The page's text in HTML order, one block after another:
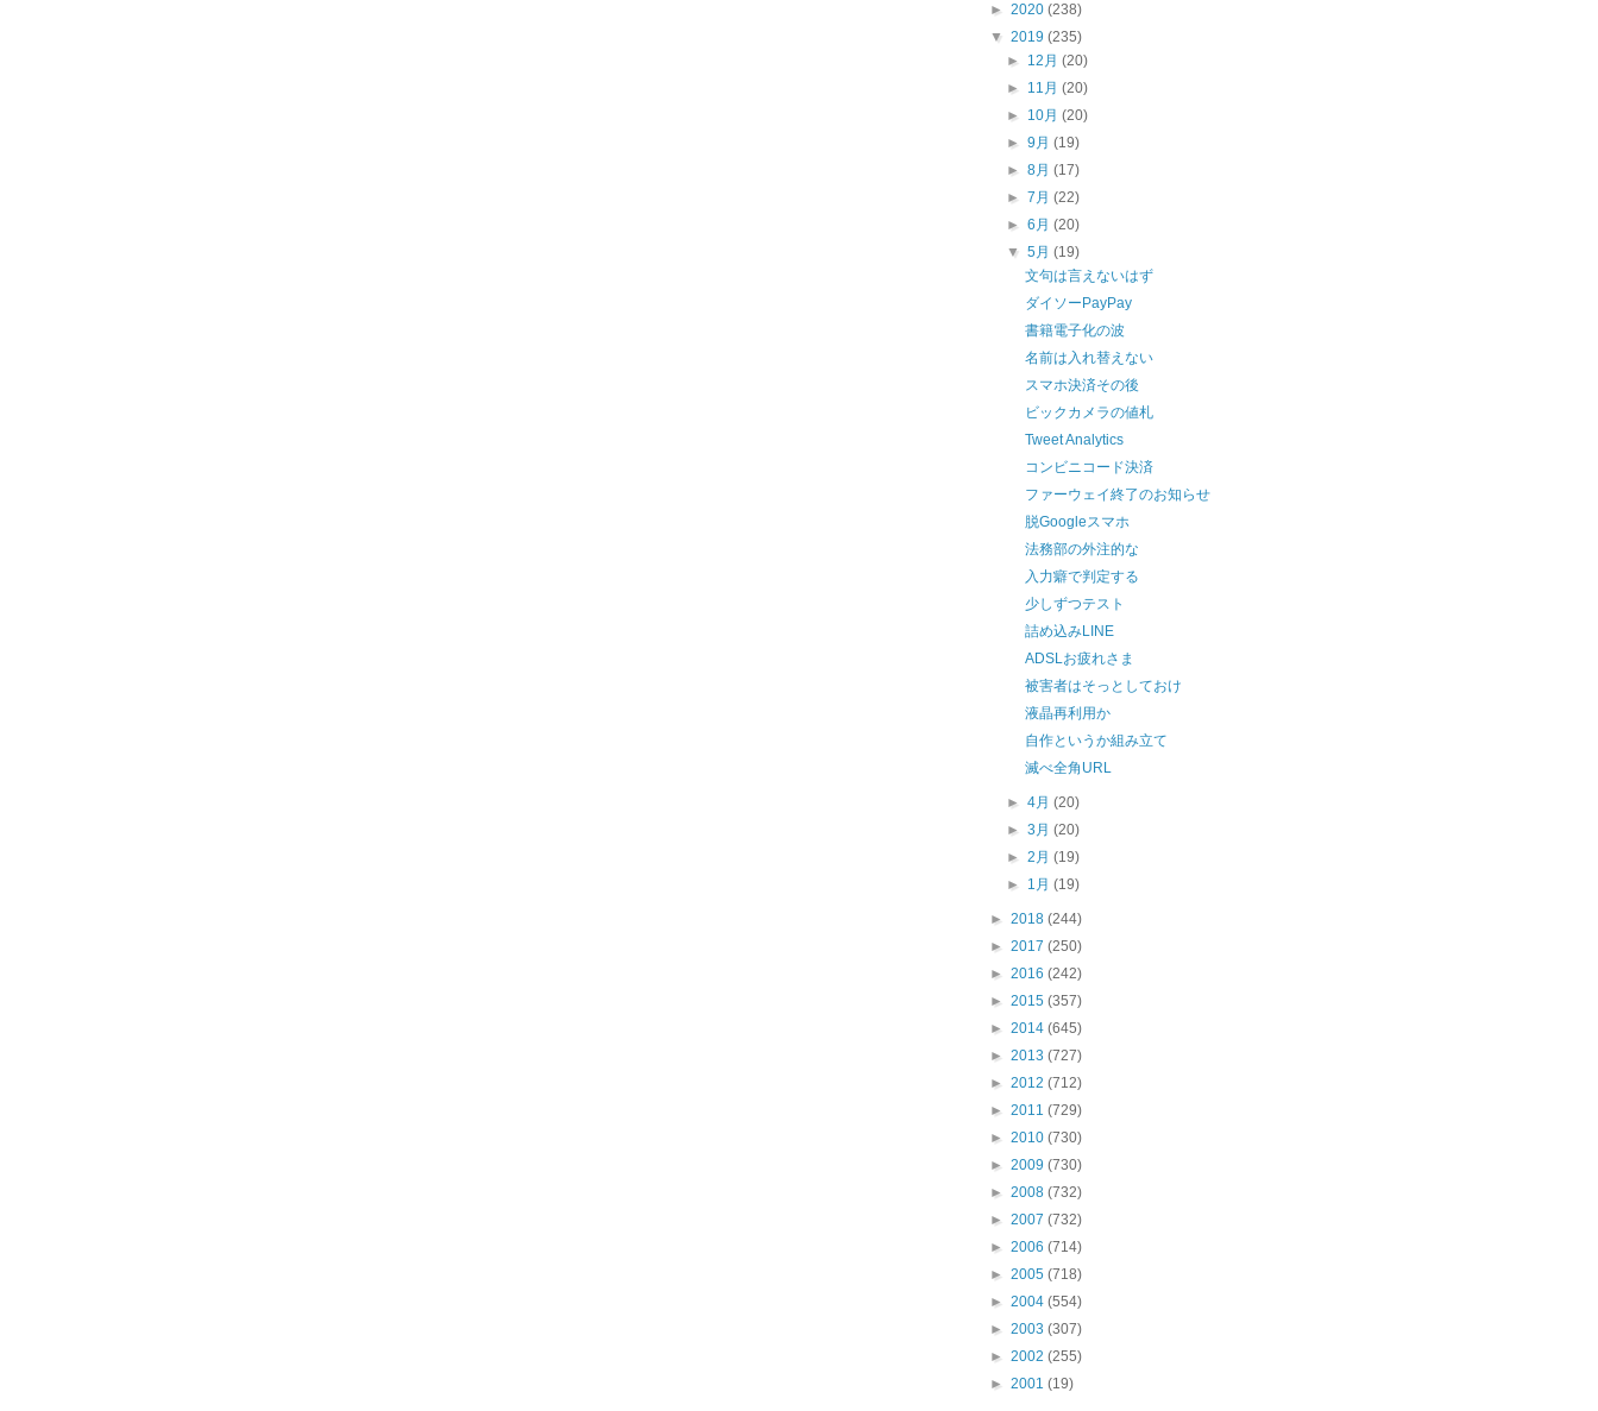
► 2020 (238)
▼ 2019 (235)
► 12月(20)
► 11月(20)
► 10月(20)
►9月(19)
►8月(17)
►7月(22)
►6月(20)
▼5月(19)
文句は言えないはず
ダイソーPayPay
書籍電子化の波
名前は入れ替えない
スマホ決済その後
ビックカメラの値札
Tweet Analytics
コンビニコード決済
ファーウェイ終了のお知らせ
脱Googleスマホ
法務部の外注的な
入力癖で判定する
少しずつテスト
詰め込みLINE
ADSLお疲れさま
被害者はそっとしておけ
液晶再利用か
自作というか組み立て
滅べ全角URL
►4月(20)
►3月(20)
►2月(19)
► 1月(19)
► 2018 (244)
► 2017 (250)
► 2016 (242)
► 2015 (357)
► 2014 (645)
► 2013 (727)
► 2012 (712)
► 2011 (729)
► 2010 (730)
► 2009 (730)
► 2008 (732)
► 2007 (732)
► 2006 (714)
► 2005 (718)
► 2004 (554)
► 2003 (307)
► 2002 (255)
► 2001 (19)